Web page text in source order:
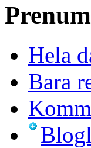
Hela
Bara